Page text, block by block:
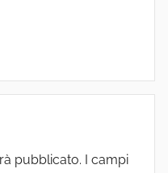
pubblicato. I campi